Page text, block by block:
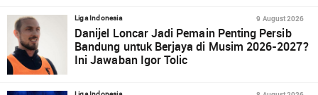
Liga Indonesia 9 August 2026
Danijel Loncar Jadi Pemain Penting Persib
Bandung untuk Berjaya di Musim 2026-2027?
Ini Jawaban Igor Tolic